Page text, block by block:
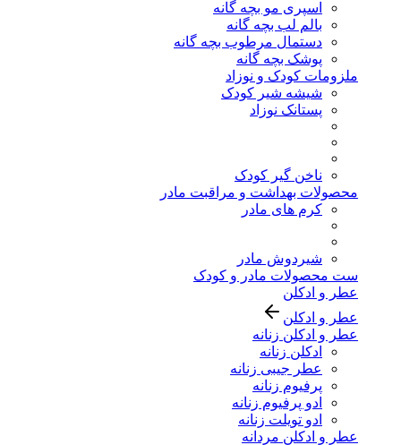
اسپری مو بچه گانه
بالم لب بچه گانه
دستمال مرطوب بچه گانه
پوشک بچه گانه
ملزومات کودک و نوزاد
شیشه شیر کودک
پستانک نوزاد
ناخن گیر کودک
محصولات بهداشت و مراقبت مادر
کرم های مادر
شیردوش مادر
ست محصولات مادر و کودک
عطر و ادکلن
عطر و ادکلن
عطر و ادکلن زنانه
ادکلن زنانه
عطر جیبی زنانه
پرفیوم زنانه
ادو پرفیوم زنانه
ادو تویلت زنانه
عطر و ادکلن مردانه